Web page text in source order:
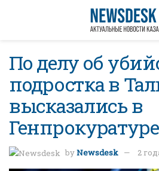
По делу об
подростка в
высказались в
Генпрокуратуре
byNewsdesk 2